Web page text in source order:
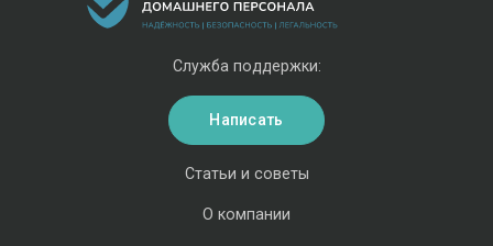
Статьи и советы
О компании
Служба поддержки:
Написать